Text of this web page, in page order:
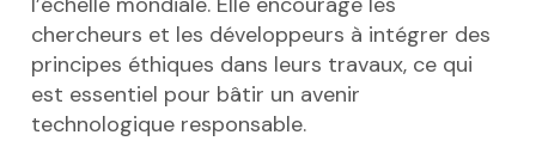
chercheurs et les développeurs à intégrer des
principes éthiques dans leurs travaux, ce qui
est essentiel pour bâtir un avenir
technologique responsable.